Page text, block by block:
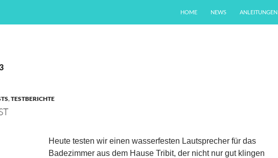
HOME
NEWS ANLEITUNGEN
,TESTBERICHTE
Heute testen wir einen wasserfesten Lautsprecher für das
Badezimmer aus dem Hause Tribit, der nicht nur gut klingen